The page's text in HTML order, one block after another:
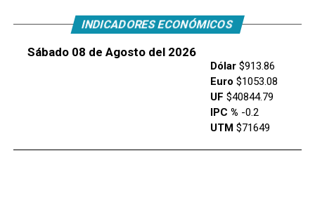
INDICADORES ECONÓMICOS
Sábado 08 de Agosto del 2026
Dólar$913.86
Euro $1053.08
UF $40844.79
IPC % -0.2
UTM $71649